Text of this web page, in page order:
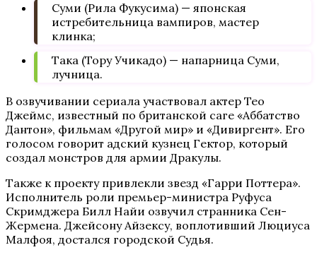
Суми (Рила Фукусима) — японская
истребительница вампиров, мастер
клинка;
Така (Тору Учикадо) — напарница Суми,
лучница.
В озвучивании сериала участвовал актер Тео
Джеймс, известный по британской саге «Аббатство
Дантон», фильмам «Другой мир» и «Дивиргент». Его
голосом говорит адский кузнец Гектор, который
создал монстров для армии Дракулы.
Также к проекту привлекли звезд «Гарри Поттера».
Исполнитель роли премьер-министра Руфуса
Скримджера Билл Найи озвучил странника Сен-
Жермена. Джейсону Айзексу, воплотивший Люциуса
Малфоя, достался городской Судья.